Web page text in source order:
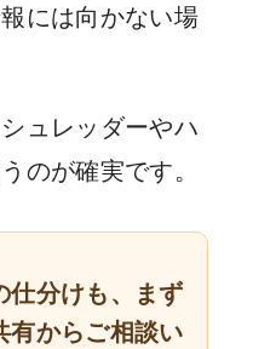
には向かない場
ュレッダーやハ
のが確実です。
仕分けも、まず
有からご相談い